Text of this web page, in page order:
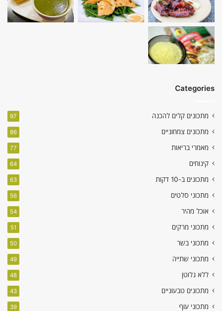
Categories
מתכונים קלים להכנה 97
מתכונים צמחוניים 86
מאמרי בריאות 77
קינוחים 64
מתכונים ב-10 דקות 63
מתכוני סלטים 56
אוכל מהיר 54
מתכוני מרקים 51
מתכוני בשר 50
מתכוני שתייה 49
ללא גלוטן 48
מתכונים טבעוניים 43
מתכוני עוף 39